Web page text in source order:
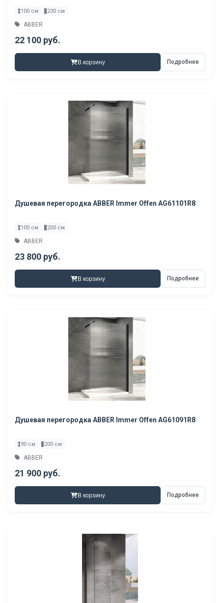
100 см 230 см
ABBER
22 100 руб.
В корзину Подробнее
Душевая перегородка ABBER Immer Offen AG61101R8
100 см 200 см
ABBER
23 800 руб.
В корзину Подробнее
Душевая перегородка ABBER Immer Offen AG61091R8
90 см 200 см
ABBER
21 900 руб.
В корзину Подробнее